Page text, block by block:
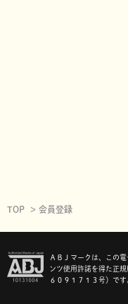
TOP 会員登録
ＡＢＪマークは、この
ンツ使用許諾を得た正
６０９１７１３号）です